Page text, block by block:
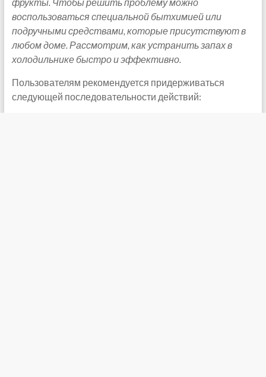
воспользоваться специальной бытхимией или
подручными средствами, которые присутствуют в
любом доме. Рассмотрим, как устранить запах в
холодильнике быстро и эффективно.
Пользователям рекомендуется придерживаться
следующей последовательности действий: